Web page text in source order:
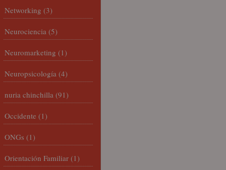
Networking (3)
Neurociencia (5)
Neuromarketing (1)
Neuropsicología (4)
nuria chinchilla (91)
Occidente (1)
ONGs (1)
Orientación Familiar (1)